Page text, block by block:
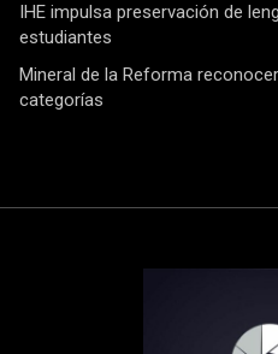
IHE impulsa preservación de
estudiantes
Mineral de la Reforma
categorías